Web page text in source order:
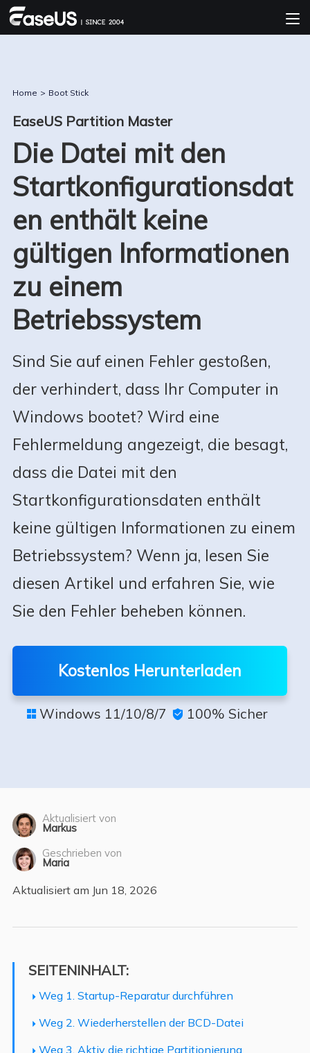
Home > Boot Stick
EaseUS Partition Master
Die Datei mit den
Startkonfigurationsdat
en enthält keine
gültigen Informationen
zu einem
Betriebssystem
Sind Sie auf einen Fehler gestoßen,
der verhindert, dass Ihr Computer in
Windows bootet? Wird eine
Fehlermeldung angezeigt, die besagt,
dass die Datei mit den
Startkonfigurationsdaten enthält
keine gültigen Informationen zu einem
Betriebssystem? Wenn ja, lesen Sie
diesen Artikel und erfahren Sie, wie
Sie den Fehler beheben können.
Kostenlos Herunterladen
 Windows 11/10/8/7  100% Sicher
Aktualisiert von
Markus
Geschrieben von
Maria
Aktualisiert am Jun 18, 2026
SEITENINHALT:
Weg 1. Startup-Reparatur durchführen
Weg 2. Wiederherstellen der BCD-Datei
Weg 3. Aktiv die richtige Partitionierung